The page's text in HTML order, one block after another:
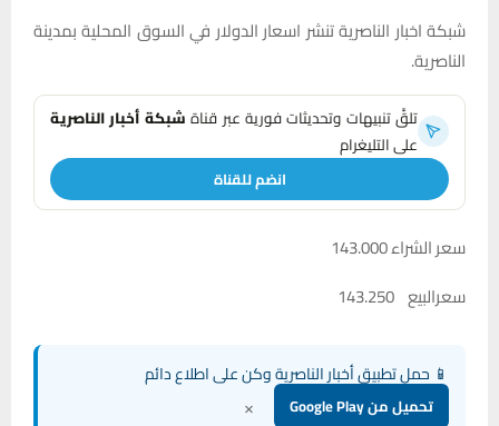
شبكة اخبار الناصرية تنشر اسعار الدولار في السوق المحلية بمدينة
الناصرية.
تلقَّ تنبيهات وتحديثات فورية عبر قناةشبكة أخبار الناصرية
على التليغرام
انضم للقناة
سعر الشراء 143.000
سعرالبيع 143.250
📱 حمل تطبيق أخبار الناصرية وكن على اطلاع دائم
تحميل من Google Play ×